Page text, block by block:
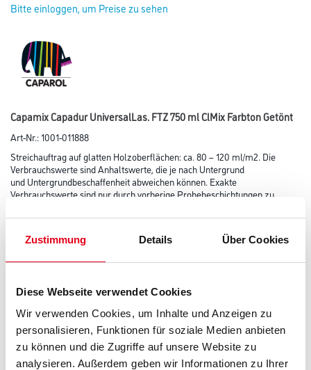
Zustimmung Details Über Cookies
Diese Webseite verwendet Cookies
Wir verwenden Cookies, um Inhalte und Anzeigen zu
personalisieren, Funktionen für soziale Medien anbieten
zu können und die Zugriffe auf unsere Website zu
analysieren. Außerdem geben wir Informationen zu Ihrer
Bitte einloggen, um Preise zu sehen
Capamix Capadur UniversalLas. FTZ 750 ml ClMix Farbton Getönt
Art-Nr.:1001-011888
Streichauftrag auf glatten Holzoberflächen: ca. 80 – 120 ml/m2. Die
Verbrauchswerte sind Anhaltswerte, die je nach Untergrund
und Untergrundbeschaffenheit abweichen können. Exakte
Verbrauchswerte sind nur durch vorherige Probebeschichtungen zu
Farbtonbezeichnung
Glanzgrad
Gebinde